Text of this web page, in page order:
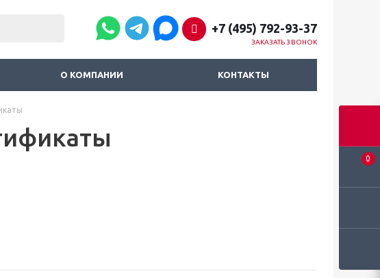
0
+7 (495) 792-93-37
ЗАКАЗАТЬ ЗВОНОК
О КОМПАНИИ КОНТАКТЫ